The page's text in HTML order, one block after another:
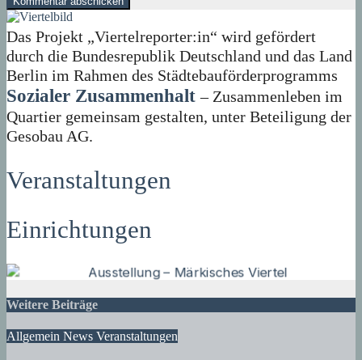
Das Projekt „Viertelreporter:in“ wird gefördert
durch die Bundesrepublik Deutschland und das Land
Berlin im Rahmen des Städtebauförderprogramms
Sozialer Zusammenhalt – Zusammenleben im
Quartier gemeinsam gestalten, unter Beteiligung der
Gesobau AG.
Veranstaltungen
Einrichtungen
Weitere Beiträge
Allgemein News Veranstaltungen